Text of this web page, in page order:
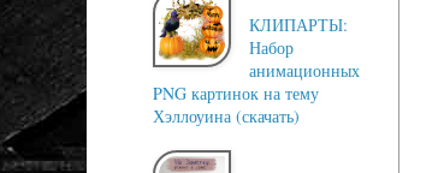
КЛИПАРТЫ:
Набор
анимационных
PNG картинок на тему
Хэллоуина (скачать)